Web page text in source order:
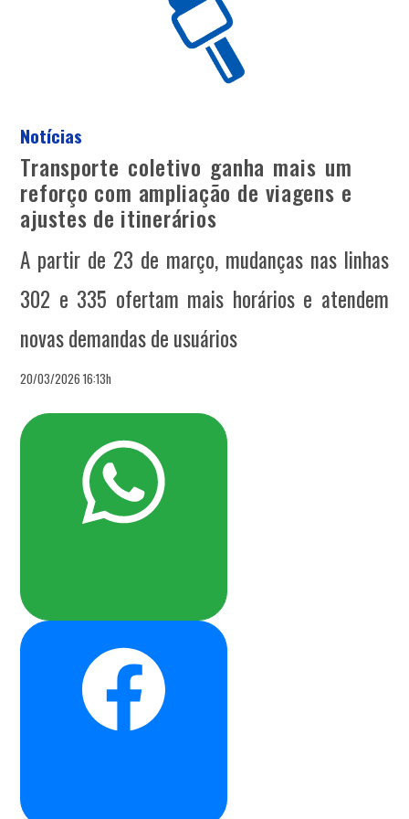
Notícias
Transporte coletivo ganha mais um
reforço com ampliação de viagens e
ajustes de itinerários
A partir de 23 de março, mudanças nas linhas
302 e 335 ofertam mais horários e atendem
novas demandas de usuários
20/03/2026 16:13h